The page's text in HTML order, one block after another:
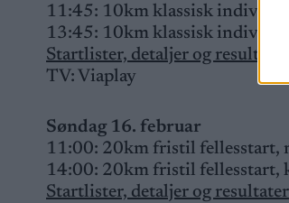
11:45: 10km klassisk
13:45: 10km klassisk
Startlister, detaljer og resultater
TV: Viaplay
Søndag 16. februar
11:00: 20km fristil fellesstart,
14:00: 20km fristil fellesstart,
Startlister, detaljer og resultater